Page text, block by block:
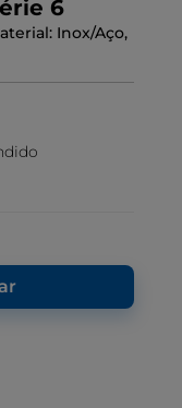
6
Inox/Aço,